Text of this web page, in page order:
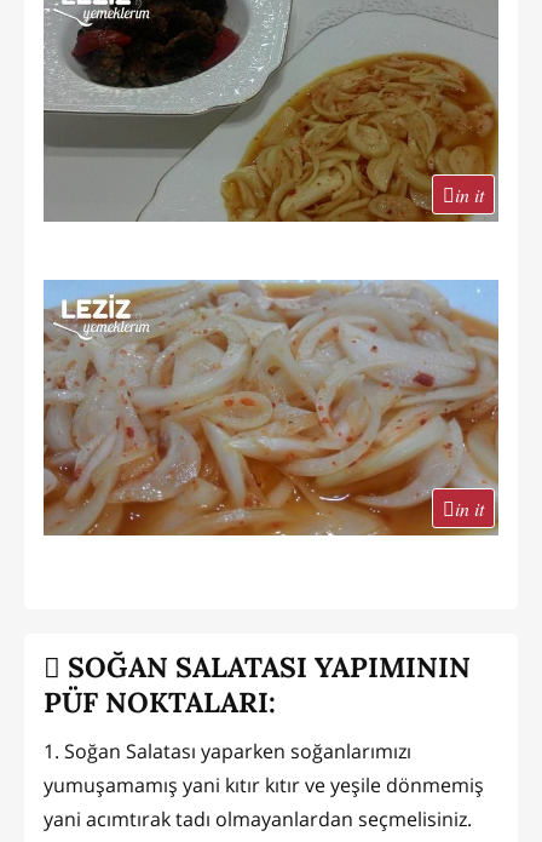
in it
in it
SOĞAN SALATASI YAPIMININ
PÜF NOKTALARI:
1. Soğan Salatası yaparken soğanlarımızı
yumuşamamış yani kıtır kıtır ve yeşile dönmemiş
yani acımtırak tadı olmayanlardan seçmelisiniz.